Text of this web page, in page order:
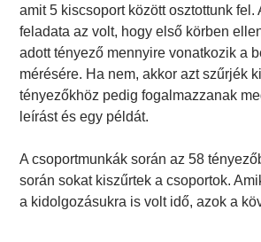
amit 5 kiscsoport között osztottunk fel.
feladata az volt, hogy első körben
adott tényező mennyire vonatkozik a
mérésére. Ha nem, akkor azt szűrjék
tényezőkhöz pedig fogalmazzanak
leírást és egy példát.
A csoportmunkák során az 58
során sokat kiszűrtek a csoportok.
a kidolgozásukra is volt idő, azok a